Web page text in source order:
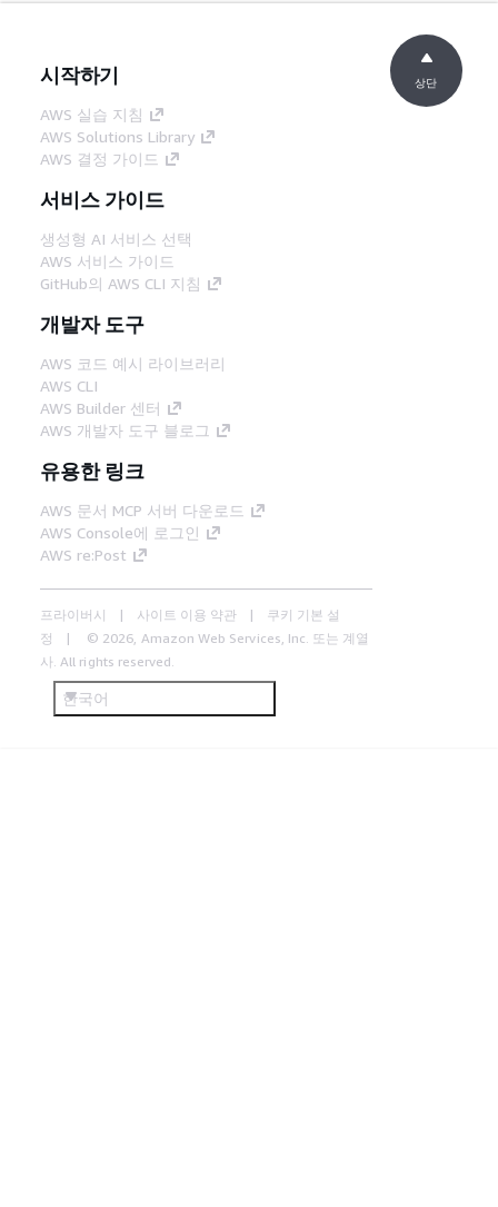
시작하기
AWS 실습 지침
AWS Solutions Library
AWS 결정 가이드
서비스 가이드
생성형 AI 서비스 선택
AWS 서비스 가이드
GitHub의 AWS CLI 지침
개발자 도구
AWS 코드 예시 라이브러리
AWS CLI
AWS Builder 센터
AWS 개발자 도구 블로그
유용한 링크
AWS 문서 MCP 서버 다운로드
AWS Console에 로그인
AWS re:Post
프라이버시 사이트 이용 약관
쿠키 기본 설
정
© 2026, Amazon Web Services, Inc. 또는 계열
사. All rights reserved.
한국어
상단